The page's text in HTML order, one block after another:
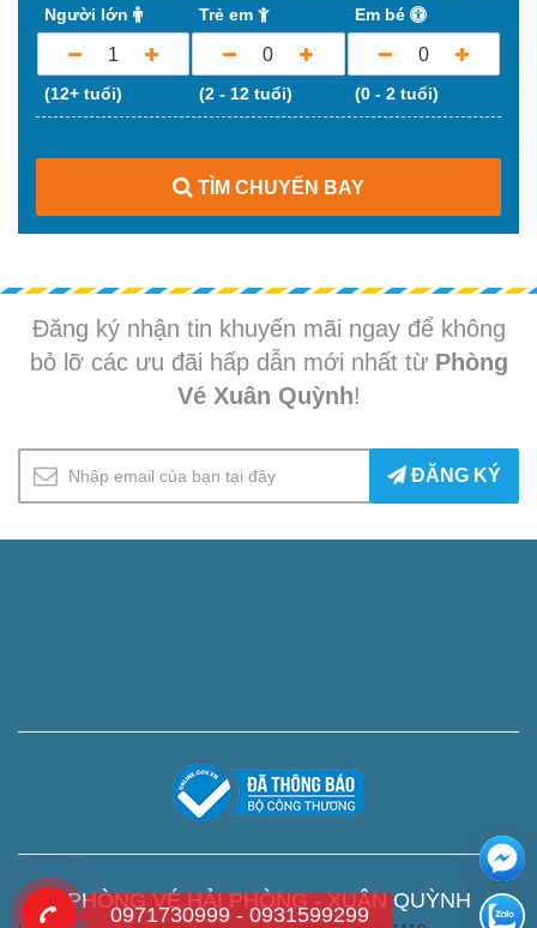
Người lớn
1
(12+ tuổi)
Trẻ em
0
(2 - 12 tuổi)
Em bé
0
(0 - 2 tuổi)
TÌM CHUYẾN BAY
Đăng ký nhận tin khuyến mãi ngay để không
bỏ lỡ các ưu đãi hấp dẫn mới nhất từ Phòng
Vé Xuân Quỳnh!
ĐĂNG KÝ
0971730999 - 0931599299
PHÒNG VÉ HẢI PHÒNG - XUÂN QUỲNH